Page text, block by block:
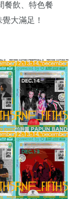
餐飲、特色餐
大滿足！